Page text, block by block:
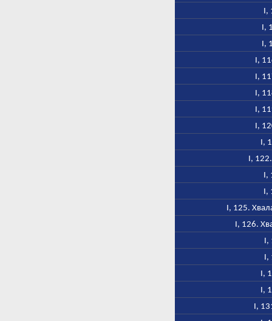
I,
I,
I,
I,
I,
I,
I,
I,
I,
I,
I,
I,
I, 125.
I, 126.
I,
I,
I,
I,
I,